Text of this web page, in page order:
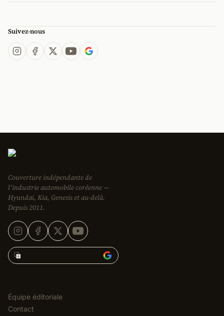
Suivez-nous
Couverture indépendante de
l’industrie automobile coréenne —
Hyundai, Kia, Genesis et au-delà.
Depuis 2011.
Ajouter Korean Car Blog à
Équipe éditoriale
Contact